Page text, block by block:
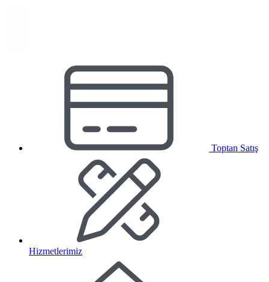
Toptan Satış
Hizmetlerimiz